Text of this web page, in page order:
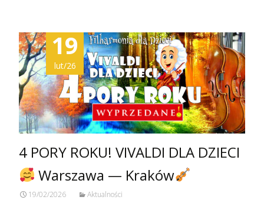
19
lut/26
4 PORY ROKU! VIVALDI DLA DZIECI
Warszawa — Kraków
19/02/2026 Aktualności